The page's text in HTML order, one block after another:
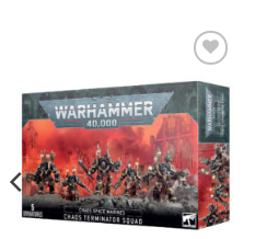
Aggiungi
alla lista
dei
desideri